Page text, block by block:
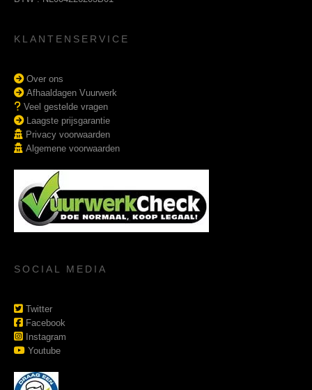
KLANTENSERVICE
Over ons
Afhaaldagen Vuurwerk
Veel gestelde vragen
Laagste prijsgarantie
Privacy voorwaarden
Algemene voorwaarden
SOCIAL MEDIA
Twitter
Facebook
Instagram
Youtube